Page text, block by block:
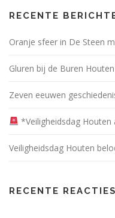
RECENTE
Oranje sfeer in De Steen
Gluren bij de Buren
Zeven eeuwen
*Veiligheidsdag
Veiligheidsdag Houten
RECENTE REACTIES